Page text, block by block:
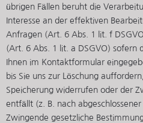
übrigen Fällen beruht die
Interesse an der effektiven
Anfragen (Art. 6 Abs. 1 lit. f
(Art. 6 Abs. 1 lit. a DSGVO) sofern
Ihnen im Kontaktformular
bis Sie uns zur Löschung
Speicherung widerrufen oder der
entfällt (z. B. nach
Zwingende gesetzliche